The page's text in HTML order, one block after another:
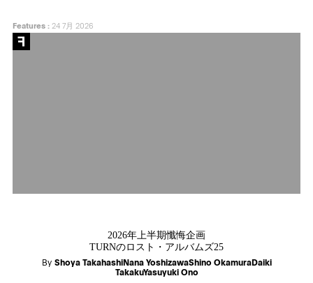
Features:24 7月 2026
2026年上半期懺悔企画
TURNのロスト・アルバムズ25
By Shoya TakahashiNana YoshizawaShino OkamuraDaiki
TakakuYasuyuki Ono